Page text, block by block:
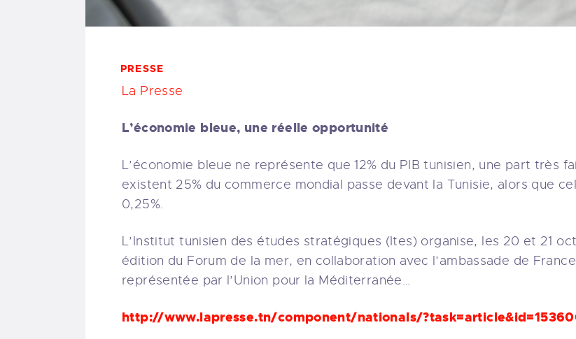
PRESSE
La Presse
L’économie bleue, une réelle opportunité
L’économie bleue ne représente que 12% du PIB tunisien, une part très
existent 25% du commerce mondial passe devant la Tunisie, alors que
0,25%.
L’Institut tunisien des études stratégiques (Ites) organise, les 20 et 21
édition du Forum de la mer, en collaboration avec l’ambassade de
représentée par l’Union pour la Méditerranée…
http://www.lapresse.tn/component/nationals/